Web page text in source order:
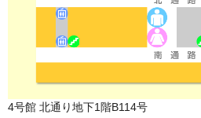
4号館 北通り地下1階B114号